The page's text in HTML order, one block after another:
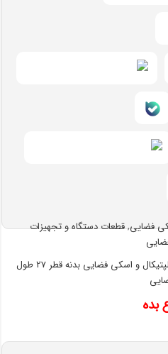
فضایی,قطعات دستگاه و تجهیزات
روکش دسته دوچرخه ثابت- الپتیکال و اسکی فضایی بدنه قطر 27 طول
بده